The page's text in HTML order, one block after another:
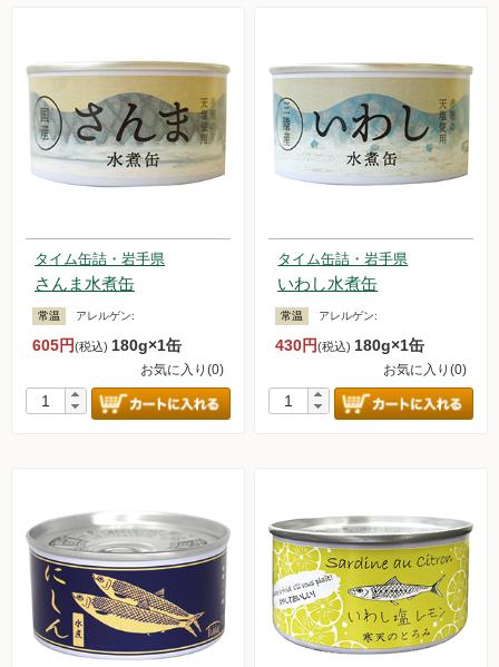
タイム缶詰・岩手県
さんま水煮缶
常温 アレルゲン:
605円(税込) 180g×1缶
お気に入り(0)
タイム缶詰・岩手県
いわし水煮缶
常温 アレルゲン:
430円(税込) 180g×1缶
お気に入り(0)